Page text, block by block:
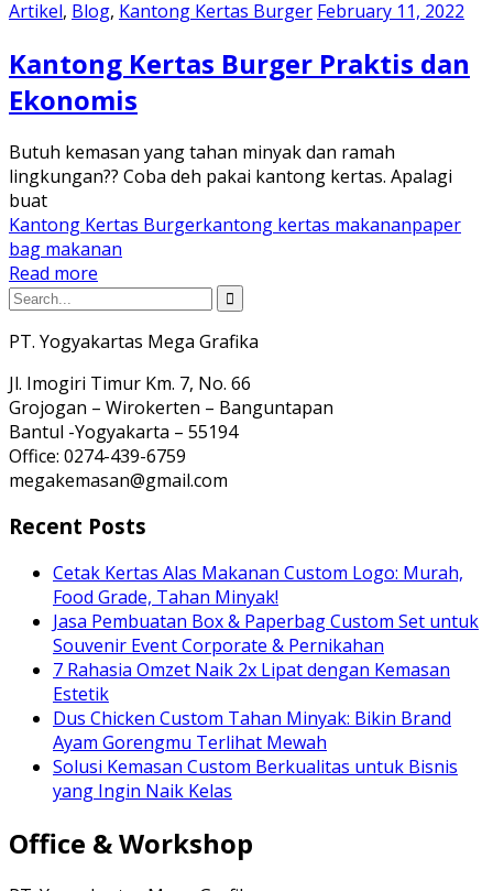
Artikel, Blog, Kantong Kertas Burger February 11, 2022
Kantong Kertas Burger Praktis dan
Ekonomis
Butuh kemasan yang tahan minyak dan ramah
lingkungan?? Coba deh pakai kantong kertas. Apalagi
buat
Kantong Kertas Burgerkantong kertas makananpaper
bag makanan
Read more
PT. Yogyakartas Mega Grafika
Jl. Imogiri Timur Km. 7, No. 66
Grojogan – Wirokerten – Banguntapan
Bantul -Yogyakarta – 55194
Office: 0274-439-6759
megakemasan@gmail.com
Recent Posts
Cetak Kertas Alas Makanan Custom Logo: Murah,
Food Grade, Tahan Minyak!
Jasa Pembuatan Box & Paperbag Custom Set untuk
Souvenir Event Corporate & Pernikahan
7 Rahasia Omzet Naik 2x Lipat dengan Kemasan
Estetik
Dus Chicken Custom Tahan Minyak: Bikin Brand
Ayam Gorengmu Terlihat Mewah
Solusi Kemasan Custom Berkualitas untuk Bisnis
yang Ingin Naik Kelas
Office & Workshop